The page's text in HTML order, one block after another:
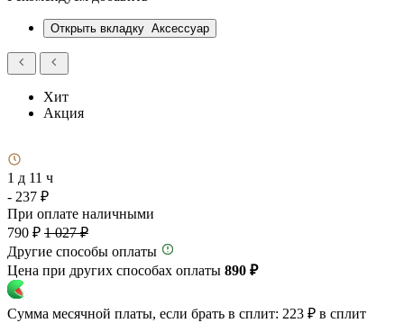
Открыть вкладку Аксессуар
Хит
Акция
1 д 11 ч
- 237 ₽
При оплате наличными
790 ₽ 1 027 ₽
Другие способы оплаты
Цена при других способах оплаты 890 ₽
Сумма месячной платы, если брать в сплит: 223 ₽ в сплит